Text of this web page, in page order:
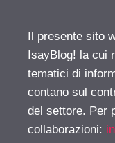
Il presente sito
IsayBlog! la cui
tematici di
contano sul
del settore. Per
collaborazioni: